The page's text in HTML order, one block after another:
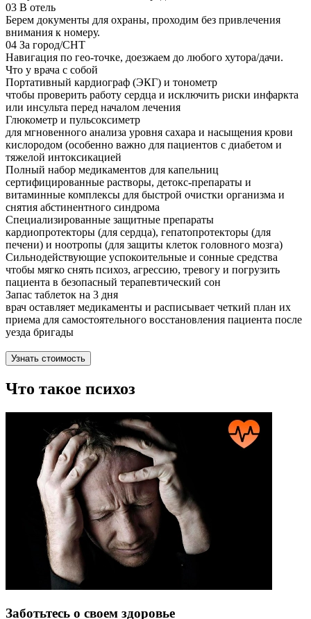
03 В отель
Берем документы для охраны, проходим без привлечения
внимания к номеру.
04 За город/СНТ
Навигация по гео-точке, доезжаем до любого хутора/дачи.
Что у врача с собой
Портативный кардиограф (ЭКГ) и тонометр
чтобы проверить работу сердца и исключить риски инфаркта
или инсульта перед началом лечения
Глюкометр и пульсоксиметр
для мгновенного анализа уровня сахара и насыщения крови
кислородом (особенно важно для пациентов с диабетом и
тяжелой интоксикацией
Полный набор медикаментов для капельниц
сертифицированные растворы, детокс-препараты и
витаминные комплексы для быстрой очистки организма и
снятия абстинентного синдрома
Специализированные защитные препараты
кардиопротекторы (для сердца), гепатопротекторы (для
печени) и ноотропы (для защиты клеток головного мозга)
Сильнодействующие успокоительные и сонные средства
чтобы мягко снять психоз, агрессию, тревогу и погрузить
пациента в безопасный терапевтический сон
Запас таблеток на 3 дня
врач оставляет медикаменты и расписывает четкий план их
приема для самостоятельного восстановления пациента после
уезда бригады
Узнать стоимость
Что такое психоз
Заботьтесь о своем здоровье